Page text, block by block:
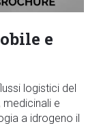
e
logistici del
e
a idrogeno il